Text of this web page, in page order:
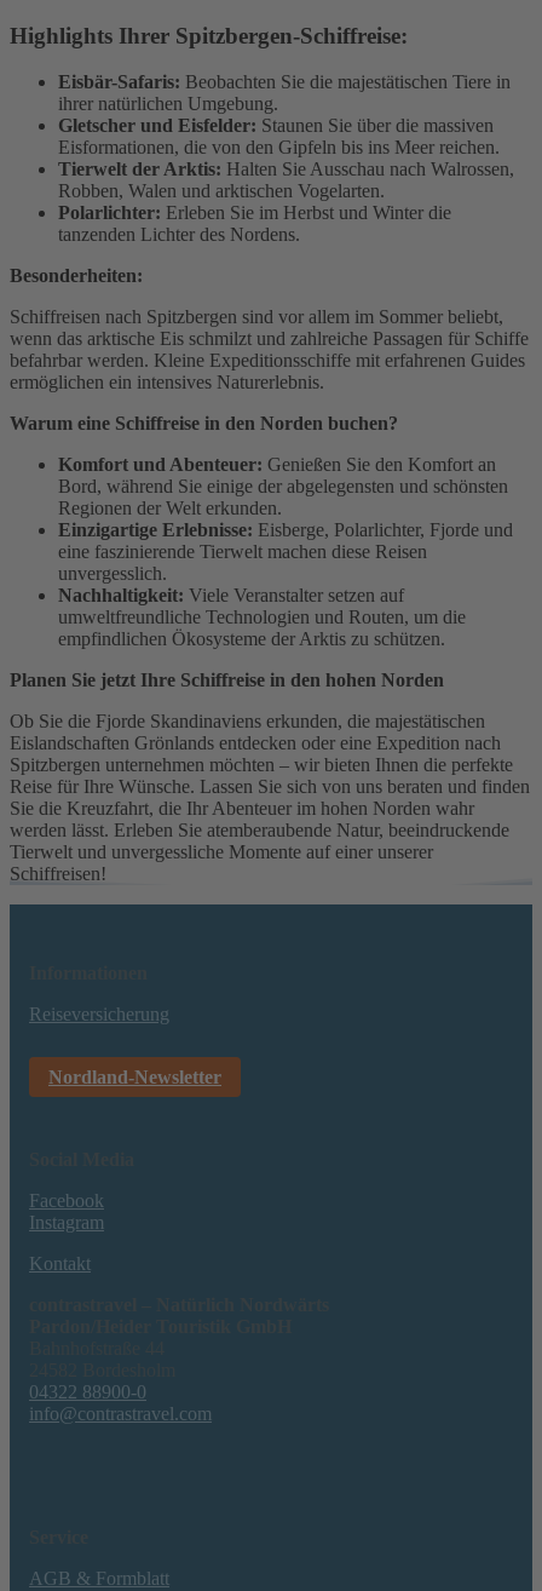
Highlights Ihrer Spitzbergen-Schiffreise:
Eisbär-Safaris: Beobachten Sie die majestätischen Tiere in
ihrer natürlichen Umgebung.
Gletscher und Eisfelder: Staunen Sie über die massiven
Eisformationen, die von den Gipfeln bis ins Meer reichen.
Tierwelt der Arktis: Halten Sie Ausschau nach Walrossen,
Robben, Walen und arktischen Vogelarten.
Polarlichter: Erleben Sie im Herbst und Winter die
tanzenden Lichter des Nordens.
Besonderheiten:
Schiffreisen nach Spitzbergen sind vor allem im Sommer beliebt,
wenn das arktische Eis schmilzt und zahlreiche Passagen für Schiffe
befahrbar werden. Kleine Expeditionsschiffe mit erfahrenen Guides
ermöglichen ein intensives Naturerlebnis.
Warum eine Schiffreise in den Norden buchen?
Komfort und Abenteuer: Genießen Sie den Komfort an
Bord, während Sie einige der abgelegensten und schönsten
Regionen der Welt erkunden.
Einzigartige Erlebnisse: Eisberge, Polarlichter, Fjorde und
eine faszinierende Tierwelt machen diese Reisen
unvergesslich.
Nachhaltigkeit: Viele Veranstalter setzen auf
umweltfreundliche Technologien und Routen, um die
empfindlichen Ökosysteme der Arktis zu schützen.
Planen Sie jetzt Ihre Schiffreise in den hohen Norden
Ob Sie die Fjorde Skandinaviens erkunden, die majestätischen
Eislandschaften Grönlands entdecken oder eine Expedition nach
Spitzbergen unternehmen möchten – wir bieten Ihnen die perfekte
Reise für Ihre Wünsche. Lassen Sie sich von uns beraten und finden
Sie die Kreuzfahrt, die Ihr Abenteuer im hohen Norden wahr
werden lässt. Erleben Sie atemberaubende Natur, beeindruckende
Tierwelt und unvergessliche Momente auf einer unserer
Schiffreisen!
Reiseversicherung
Nordland-Newsletter
Facebook
Instagram
Kontakt
04322 88900-0
info@contrastravel.com
AGB & Formblatt